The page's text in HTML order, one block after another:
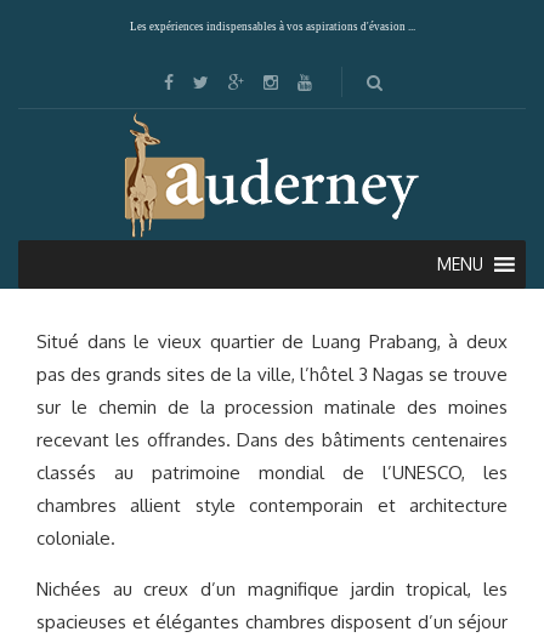
Les expériences indispensables à vos aspirations d'évasion ...
MENU
3 NAGAS (LUANG PRABANG)
Situé dans le vieux quartier de Luang Prabang, à deux
pas des grands sites de la ville, l’hôtel 3 Nagas se trouve
sur le chemin de la procession matinale des moines
recevant les offrandes. Dans des bâtiments centenaires
classés au patrimoine mondial de l’UNESCO, les
chambres allient style contemporain et architecture
coloniale.
Nichées au creux d’un magnifique jardin tropical, les
spacieuses et élégantes chambres disposent d’un séjour